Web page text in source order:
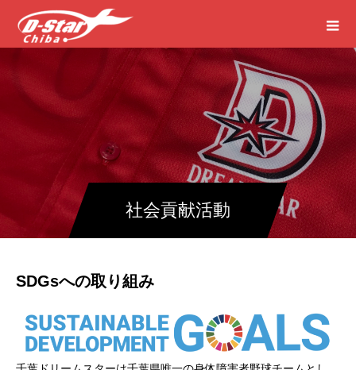
社会貢献活動
SDGsへの取り組み